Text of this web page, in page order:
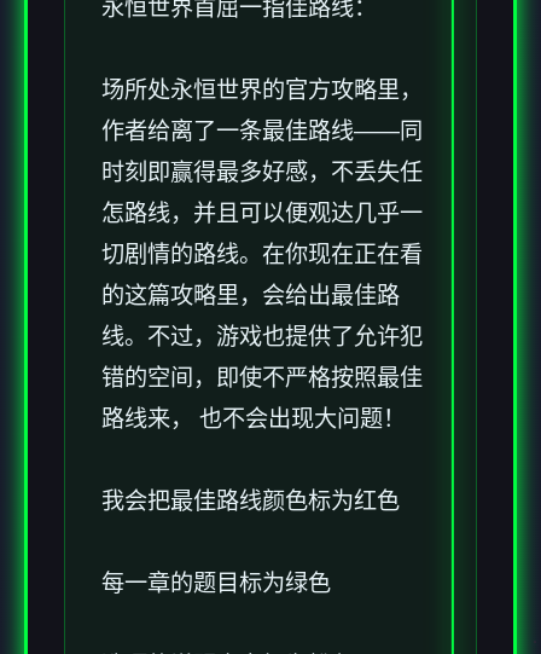
永恒世界首屈一指佳路线：
场所处永恒世界的官方攻略里，
作者给离了一条最佳路线——同
时刻即赢得最多好感，不丢失任
怎路线，并且可以便观达几乎一
切剧情的路线。在你现在正在看
的这篇攻略里，会给出最佳路
线。不过，游戏也提供了允许犯
错的空间，即使不严格按照最佳
路线来， 也不会出现大问题！
我会把最佳路线颜色标为红色
每一章的题目标为绿色